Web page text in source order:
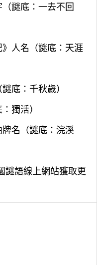
謎底：一去不回
人名（謎底：天涯
底：千秋歲）
獨活）
名（謎底：浣溪
謎語線上網站獲取更